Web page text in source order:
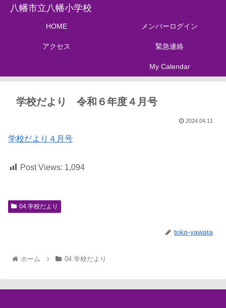
八幡市立八幡小学校
HOME メンバーログイン
アクセス 緊急連絡
My Calendar
学校だより 令和６年度４月号
2024.04.11
学校だより４月号
Post Views: 1,094
04.学校だより
toko-yawata
ホーム 04.学校だより